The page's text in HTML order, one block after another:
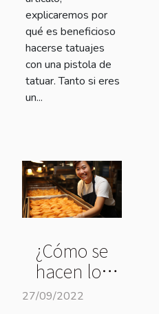
explicaremos por
qué es beneficioso
hacerse tatuajes
con una pistola de
tatuar. Tanto si eres
un...
¿Cómo se
hacen los
churros?
27/09/2022